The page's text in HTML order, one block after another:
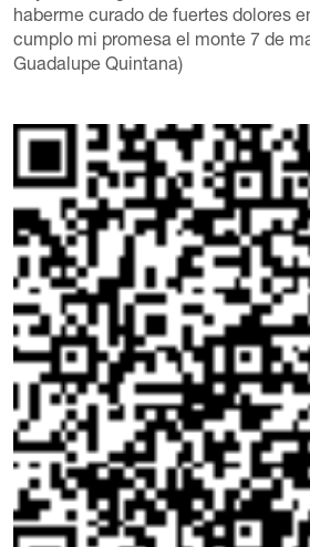
haberme curado de fuertes dolores
cumplo mi promesa el monte 7 de
Guadalupe Quintana)